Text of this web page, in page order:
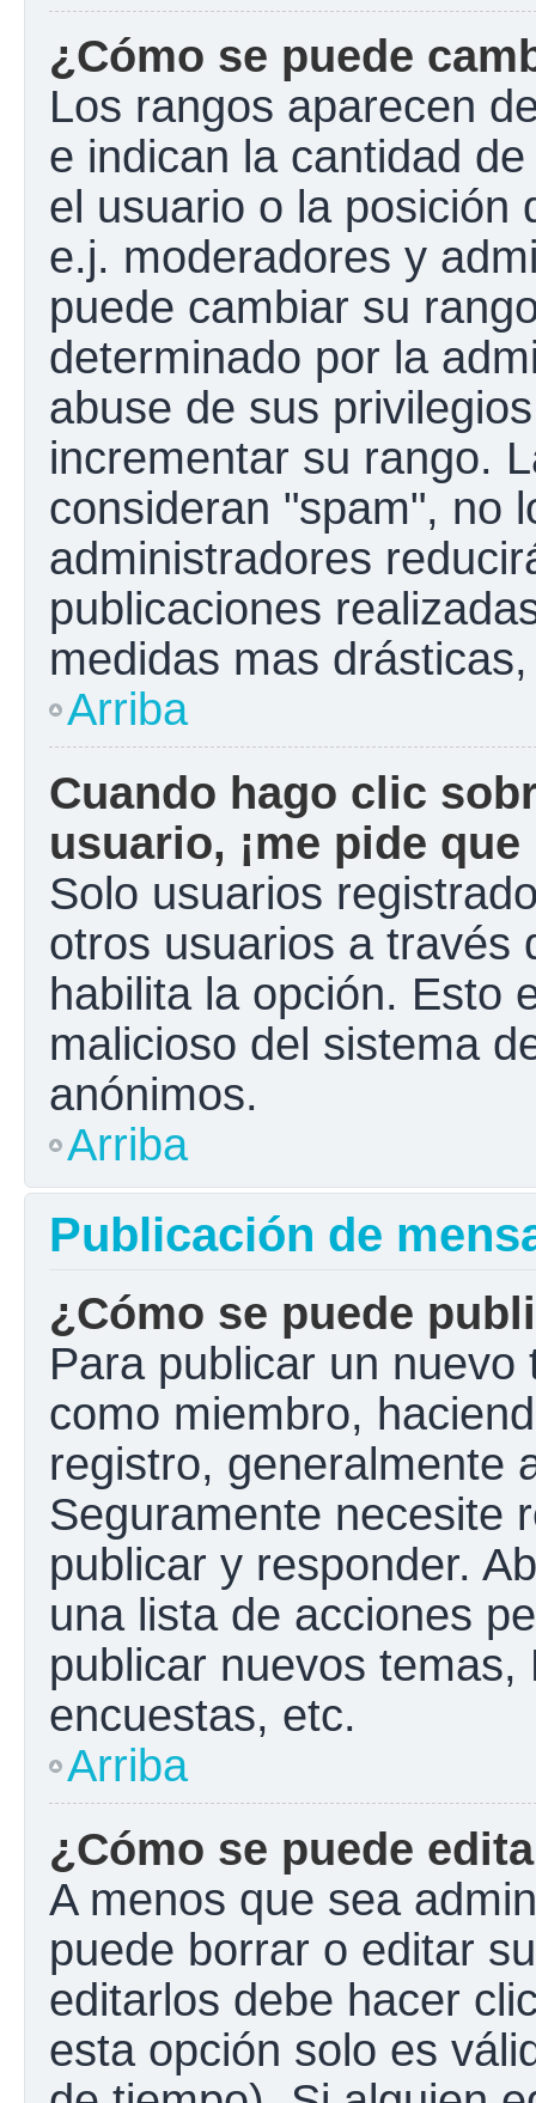
¿Cómo se puede
Los rangos aparecen
e indican la cantidad
el usuario o la posición
e.j. moderadores y
puede cambiar su
determinado por la
abuse de sus
incrementar su rango.
consideran "spam", no
administradores
publicaciones
medidas mas
Arriba
Cuando hago clic
usuario, ¡me pide
Solo usuarios
otros usuarios a través
habilita la opción. Esto
malicioso del sistema
anónimos.
Arriba
Publicación de
¿Cómo se puede
Para publicar un
como miembro,
registro, generalmente
Seguramente necesite
publicar y responder.
una lista de acciones
publicar nuevos
encuestas, etc.
Arriba
¿Cómo se puede
A menos que sea
puede borrar o editar
editarlos debe hacer
esta opción solo es